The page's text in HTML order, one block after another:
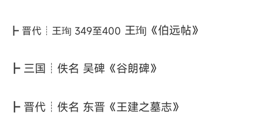
┣ 晋代┊王珣 349至400 王珣《伯远帖》
┣ 三国┊佚名 吴碑《谷朗碑》
┣ 晋代┊佚名 东晋《王建之墓志》